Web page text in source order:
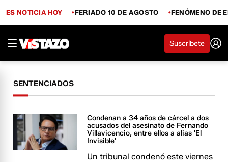
ES NOTICIA HOY FERIADO 10 DE AGOSTO FENÓMENO DE
Suscríbete
SENTENCIADOS
Condenan a 34 años de cárcel a dos
acusados del asesinato de Fernando
Villavicencio, entre ellos a alias 'El
Invisible'
Un tribunal condenó este viernes